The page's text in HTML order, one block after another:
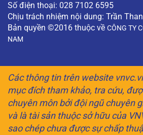
Số điện thoại: 028 7102 6595
Chịu trách nhiệm nội dung: Trần
Bản quyền ©2016 thuộc về CÔNG TY
NAM
Các thông tin trên website
mục đích tham khảo, tra cứu,
chuyên môn bởi đội ngũ chuyên
và là tài sản thuộc sở hữu của
sao chép chưa được sự chấp